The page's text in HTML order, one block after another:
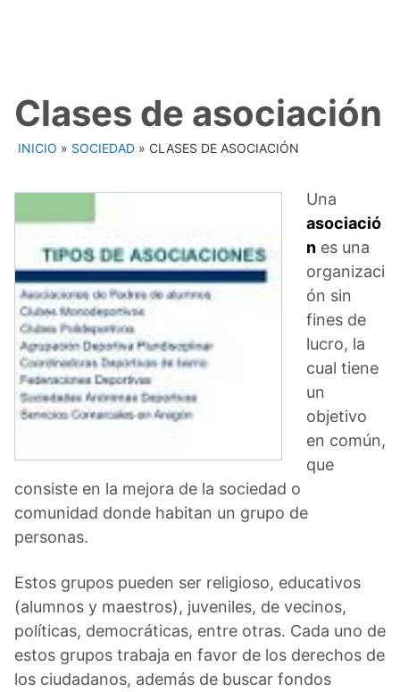
Clases de asociación
INICIO » SOCIEDAD » CLASES DE ASOCIACIÓN
Una
asociació
n es una
organizaci
ón sin
fines de
lucro, la
cual tiene
un
objetivo
en común,
que
consiste en la mejora de la sociedad o
comunidad donde habitan un grupo de
personas.
Estos grupos pueden ser religioso, educativos
(alumnos y maestros), juveniles, de vecinos,
políticas, democráticas, entre otras. Cada uno de
estos grupos trabaja en favor de los derechos de
los ciudadanos, además de buscar fondos